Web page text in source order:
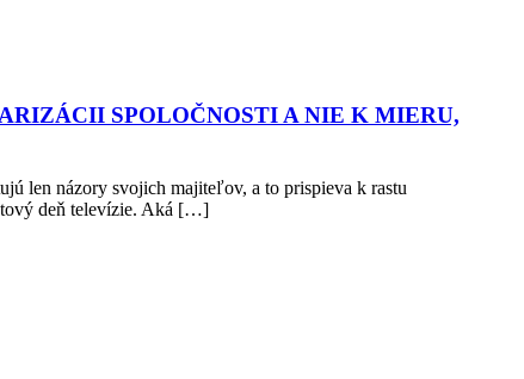
SPOLOČNOSTI A NIE K MIERU,
len názory svojich majiteľov, a to prispieva k rastu
deň televízie. Aká […]